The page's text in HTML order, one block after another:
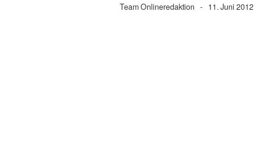
Team Onlineredaktion
11. Juni 2012